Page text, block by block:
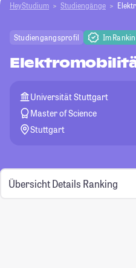
HeyStudium Studiengänge
Studiengangsprofil Im
Universität Stuttgart
Master of Science
Stuttgart
Übersicht Details Ranking